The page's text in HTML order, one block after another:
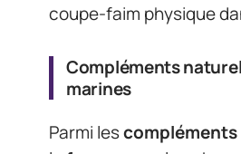
coupe-faim physique
Compléments
marines
Parmi les